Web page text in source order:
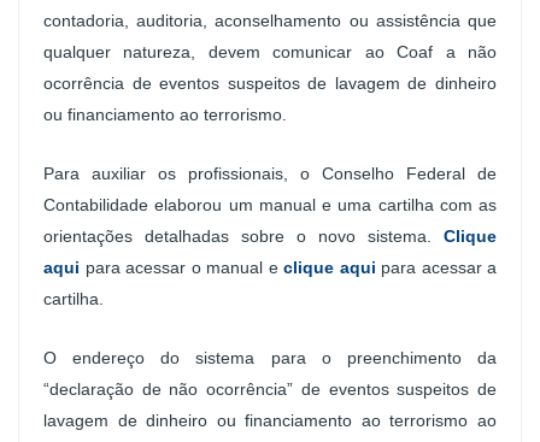
contadoria, auditoria, aconselhamento ou assistência que
qualquer natureza, devem comunicar ao Coaf a não
ocorrência de eventos suspeitos de lavagem de dinheiro
ou financiamento ao terrorismo.
Para auxiliar os profissionais, o Conselho Federal de
Contabilidade elaborou um manual e uma cartilha com as
orientações detalhadas sobre o novo sistema. Clique
aqui para acessar o manual e clique aqui para acessar a
cartilha.
O endereço do sistema para o preenchimento da
“declaração de não ocorrência” de eventos suspeitos de
lavagem de dinheiro ou financiamento ao terrorismo ao